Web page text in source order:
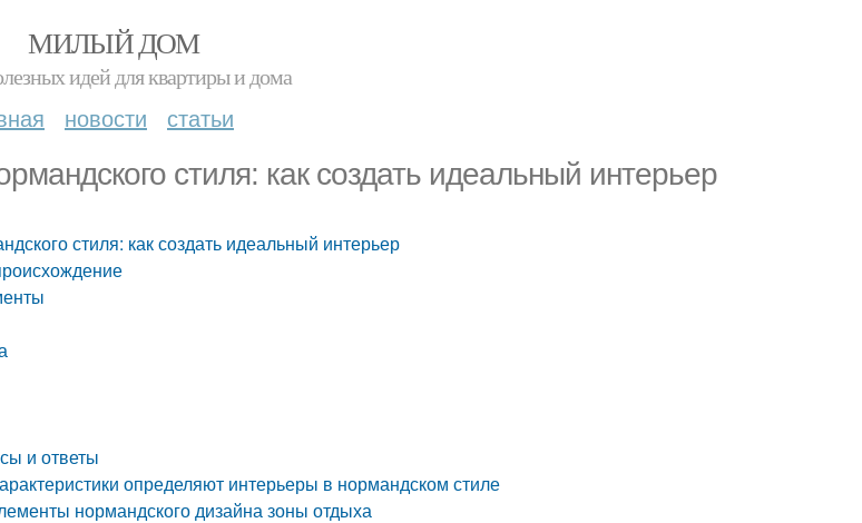
МИЛЫЙ ДОМ
идей для квартиры и дома
новости статьи
стиля: как создать идеальный интерьер
стиля: как создать идеальный интерьер
и ответы
определяют интерьеры в нормандском стиле
нормандского дизайна зоны отдыха